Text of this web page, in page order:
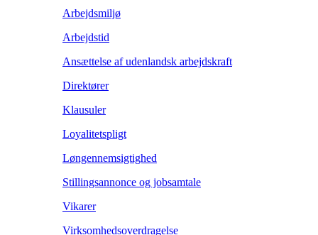
Arbejdsmiljø
Arbejdstid
Ansættelse af udenlandsk arbejdskraft
Direktører
Klausuler
Loyalitetspligt
Løngennemsigtighed
Stillingsannonce og jobsamtale
Vikarer
Virksomhedsoverdragelse